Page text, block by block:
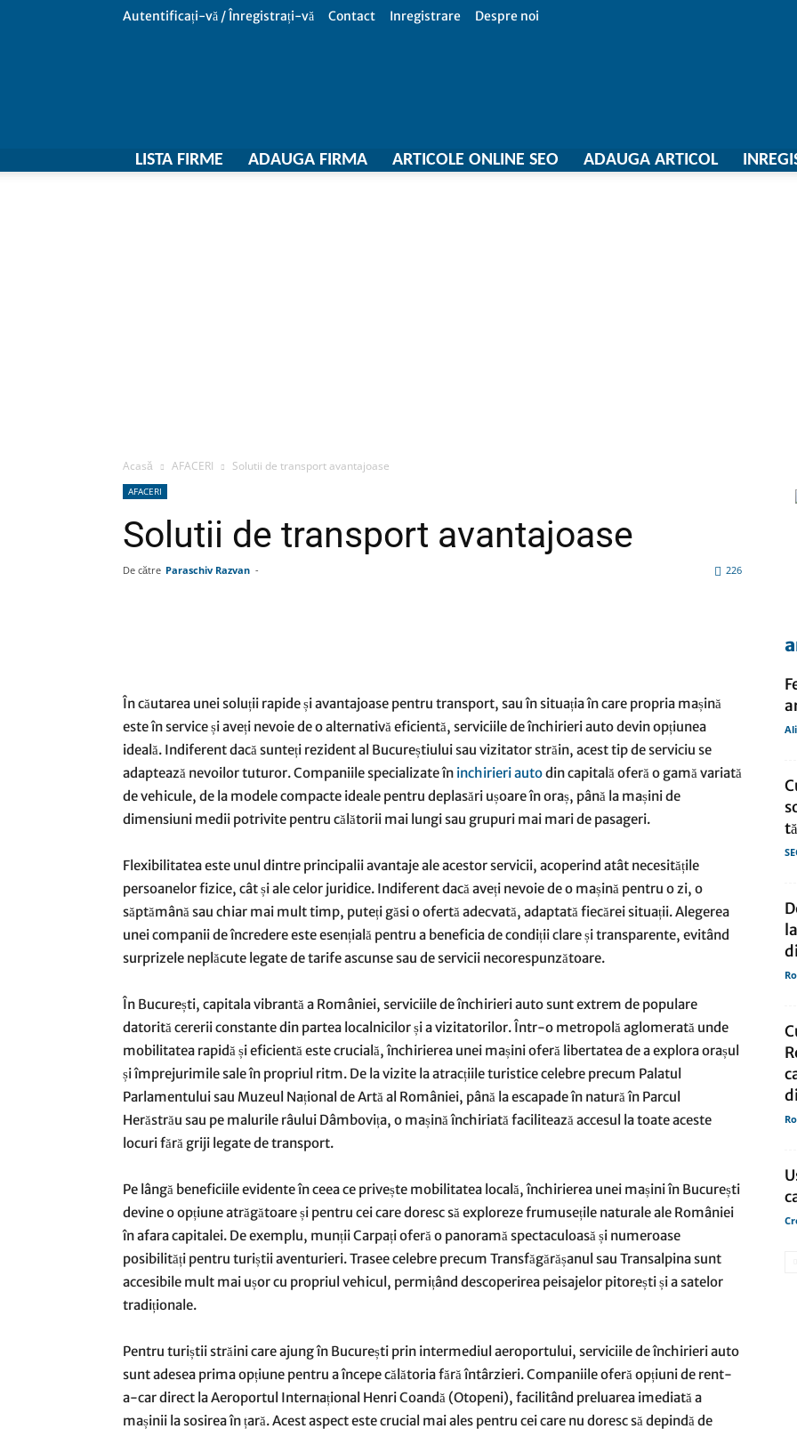
Autentificați-vă / Înregistrați-vă Contact Inregistrare Despre noi
comunicate
presa
LISTA FIRME ADAUGA FIRMA ARTICOLE ONLINE SEO ADAUGA ARTICOL
Acasă AFACERI Solutii de transport avantajoase
AFACERI
Solutii de transport avantajoase
De către Paraschiv Razvan - 226
În căutarea unei soluții rapide și avantajoase pentru transport, sau în situația în care propria mașină
este în service și aveți nevoie de o alternativă eficientă, serviciile de închirieri auto devin opțiunea
ideală. Indiferent dacă sunteți rezident al Bucureștiului sau vizitator străin, acest tip de serviciu se
adaptează nevoilor tuturor. Companiile specializate în inchirieri autodin capitală oferă o gamă variată
de vehicule, de la modele compacte ideale pentru deplasări ușoare în oraș, până la mașini de
dimensiuni medii potrivite pentru călătorii mai lungi sau grupuri mai mari de pasageri.
Flexibilitatea este unul dintre principalii avantaje ale acestor servicii, acoperind atât necesitățile
persoanelor fizice, cât și ale celor juridice. Indiferent dacă aveți nevoie de o mașină pentru o zi, o
săptămână sau chiar mai mult timp, puteți găsi o ofertă adecvată, adaptată fiecărei situații. Alegerea
unei companii de încredere este esențială pentru a beneficia de condiții clare și transparente, evitând
surprizele neplăcute legate de tarife ascunse sau de servicii necorespunzătoare.
În București, capitala vibrantă a României, serviciile de închirieri auto sunt extrem de populare
datorită cererii constante din partea localnicilor și a vizitatorilor. Într-o metropolă aglomerată unde
mobilitatea rapidă și eficientă este crucială, închirierea unei mașini oferă libertatea de a explora orașul
și împrejurimile sale în propriul ritm. De la vizite la atracțiile turistice celebre precum Palatul
Parlamentului sau Muzeul Național de Artă al României, până la escapade în natură în Parcul
Herăstrău sau pe malurile râului Dâmbovița, o mașină închiriată facilitează accesul la toate aceste
locuri fără griji legate de transport.
Pe lângă beneficiile evidente în ceea ce privește mobilitatea locală, închirierea unei mașini în București
devine o opțiune atrăgătoare și pentru cei care doresc să exploreze frumusețile naturale ale României
în afara capitalei. De exemplu, munții Carpați oferă o panoramă spectaculoasă și numeroase
posibilități pentru turiștii aventurieri. Trasee celebre precum Transfăgărășanul sau Transalpina sunt
accesibile mult mai ușor cu propriul vehicul, permițând descoperirea peisajelor pitorești și a satelor
tradiționale.
Pentru turiștii străini care ajung în București prin intermediul aeroportului, serviciile de închirieri auto
sunt adesea prima opțiune pentru a începe călătoria fără întârzieri. Companiile oferă opțiuni de rent-
a-car direct la Aeroportul Internațional Henri Coandă (Otopeni), facilitând preluarea imediată a
mașinii la sosirea în țară. Acest aspect este crucial mai ales pentru cei care nu doresc să depindă de